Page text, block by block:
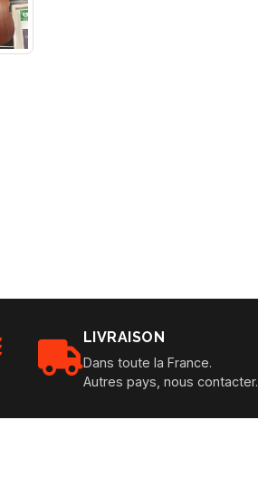
LIVRAISON
Dans toute la France.
Autres pays, nous contacter.